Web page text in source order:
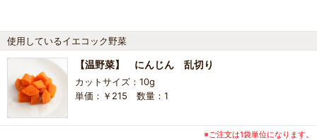
使用しているイエコック野菜
【温野菜】 にんじん 乱切り
カットサイズ：10g
単価：￥215 数量：1
※ご注文は1袋単位になります。